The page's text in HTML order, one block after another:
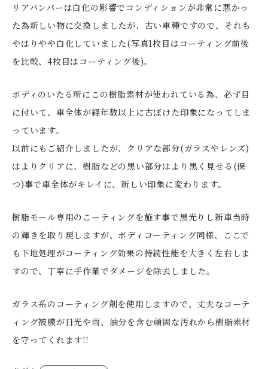
リアバンパーは白化の影響でコンディションが非常に悪かっ
た為新しい物に交換しましたが、古い車種ですので、それも
やはりやや白化していました(写真1枚目はコーティング前後
を比較、4枚目はコーティング後)。
ボディのいたる所にこの樹脂素材が使われている為、必ず目
に付いて、車全体が経年数以上に古ぼけた印象になってしま
っています。
以前にもご紹介しましたが、クリアな部分(ガラスやレンズ)
はよりクリアに、樹脂などの黒い部分はより黒く見せる(保
つ)事で車全体がキレイに、新しい印象に変わります。
樹脂モール専用のこーティングを施す事で黒光りし新車当時
の輝きを取り戻しますが、ボディコーティング同様、ここで
も下地処理がコーティング効果の持続性能を大きく左右しま
すので、丁寧に手作業でダメージを除去しました。
ガラス系のコーティング剤を使用しますので、丈夫なコーテ
ィング被膜が日光や雨、油分を含む頑固な汚れから樹脂素材
を守ってくれます!!